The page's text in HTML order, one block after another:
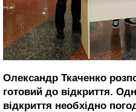
Олександр Ткаченко
готовий до відкриття.
відкриття необхідно